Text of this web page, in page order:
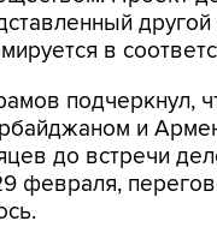
в
подчеркнул,
и
до встречи
февраля,